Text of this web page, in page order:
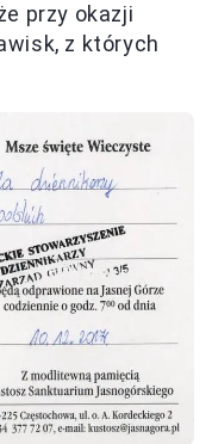
przy okazji
z których